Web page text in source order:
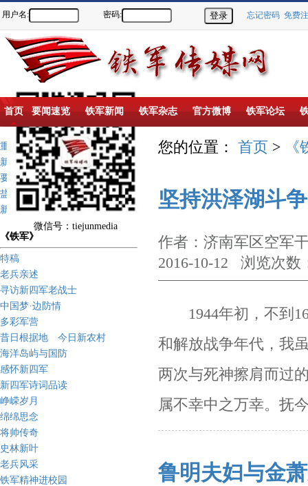
微信号：tiejunmedia
用户名: 密码: 忘记密码 免费
首页 要闻速览 铁军新闻 铁军杂志 官方微博 铁军论坛
重点推荐
新闻动态
要闻速览
盐城新四军纪念馆
新四军历史上的今天
《铁军》
特稿
老兵亲述
寻访新四军老战士
中国梦·边防情
多彩军营
昔日根据地 今日新农村
海洋岛屿与国防
感怀新四军
新四军诗词品读
峥嵘岁月
绵绵思念
将帅传奇
史林新叶
老兵风采
铁军精神进校园
您的位置： 首页 >
坚持洪泽湖斗
作者：济南军区空军
2016-10-12 浏览次数
1944年初，不到
和解放战争年代，我
两次与死神擦肩而过
属不幸中之万幸。抚
鲁明夫妇与金